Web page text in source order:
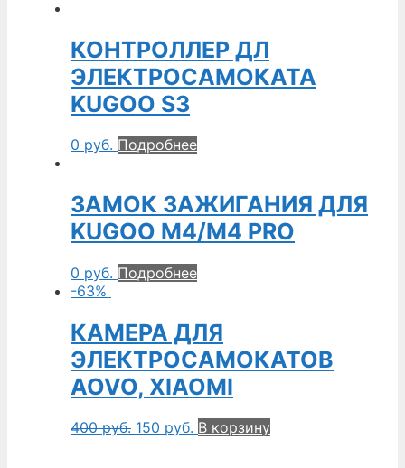
КОНТРОЛЛЕР ДЛ
ЭЛЕКТРОСАМОКАТА
KUGOO S3
0 руб. Подробнее
ЗАМОК ЗАЖИГАНИЯ ДЛЯ
KUGOO M4/M4 PRO
0 руб. Подробнее
-63%
КАМЕРА ДЛЯ
ЭЛЕКТРОСАМОКАТОВ
AOVO, XIAOMI
400руб. 150 руб. В корзину